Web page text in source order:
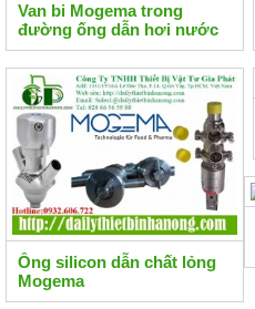
Van bi Mogema trong
đường ống dẫn hơi nước
Ống silicon dẫn chất lỏng
Mogema